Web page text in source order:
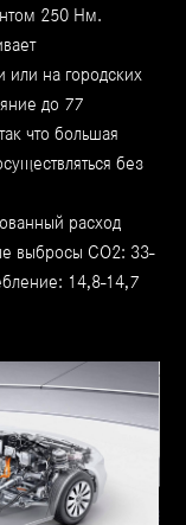
250 Нм.
или на городских
до 77
что большая
без
расход
выбросы CO2: 33-
14,8-14,7